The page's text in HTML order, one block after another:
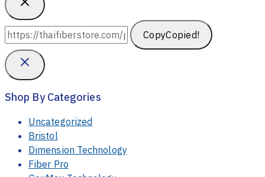
CopyCopied!
Shop By Categories
Uncategorized
Bristol
Dimension Technology
Fiber Pro